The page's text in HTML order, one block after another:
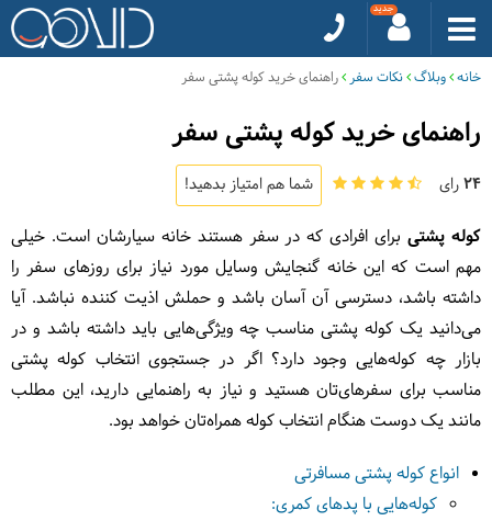
خانه وبلاگ نکات سفر راهنمای خرید کوله پشتی سفر
راهنمای خرید کوله پشتی سفر
24رای شما هم امتیاز بدهید!
کوله پشتی برای افرادی که در سفر هستند خانه سیارشان است. خیلی
مهم است که این خانه گنجایش وسایل مورد نیاز برای روزهای سفر را
داشته باشد، دسترسی آن آسان باشد و حملش اذیت کننده نباشد. آیا
می‌دانید یک کوله پشتی مناسب چه ویژگی‌هایی باید داشته باشد و در
بازار چه کوله‌هایی وجود دارد؟ اگر در جستجوی انتخاب کوله پشتی
مناسب برای‌ سفرهای‌تان هستید و نیاز به راهنمایی دارید، این مطلب
مانند یک دوست هنگام انتخاب کوله همراه‌تان خواهد بود.
انواع کوله پشتی مسافرتی
کوله‌هایی با پدهای کمری: